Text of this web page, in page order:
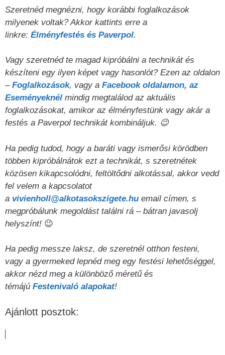
Szeretnéd megnézni, hogy korábbi foglalkozások
milyenek voltak? Akkor kattints erre a
linkre: Élményfestés és Paverpol.
Vagy szeretnéd te magad kipróbálni a technikát és
készíteni egy ilyen képet vagy hasonlót? Ezen az oldalon
– Foglalkozások, vagy a Facebook oldalamon, az
Eseményeknél mindig megtalálod az aktuális
foglalkozásokat, amikor az élményfestünk vagy akár a
festés a Paverpol technikát kombináljuk. 😉
Ha pedig tudod, hogy a baráti vagy ismerősi körödben
többen kipróbálnátok ezt a technikát, s szeretnétek
közösen kikapcsolódni, feltöltődni alkotással, akkor vedd
fel velem a kapcsolatot
a vivienholl@alkotasokszigete.hu email címen, s
megpróbálunk megoldást találni rá – bátran javasolj
helyszínt! 😉
Ha pedig messze laksz, de szeretnél otthon festeni,
vagy a gyermeked lepnéd meg egy festési lehetőséggel,
akkor nézd meg a különböző méretű és
témájú Festenivaló alapokat!
Ajánlott posztok: